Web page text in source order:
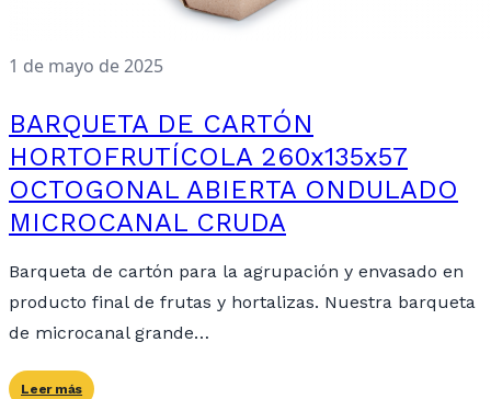
1 de mayo de 2025
BARQUETA DE CARTÓN
HORTOFRUTÍCOLA 260x135x57
OCTOGONAL ABIERTA ONDULADO
MICROCANAL CRUDA
Barqueta de cartón para la agrupación y envasado en
producto final de frutas y hortalizas. Nuestra barqueta
de microcanal grande…
Leer más